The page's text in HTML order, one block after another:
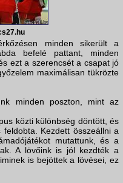
minden sikerült a
befelé pattant, minden
ezt a szerencsét a csapat jó
maximálisan tükrözte
minden poszton, mint az
közti különbség döntött, és
Kezdett összeállni a
mutattunk, és a
A lövőink is jól kezdték a
is bejöttek a lövései, ez